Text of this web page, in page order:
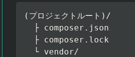
(プロジェクトルート)/
  ├ composer.json
  ├ composer.lock
  └ vendor/